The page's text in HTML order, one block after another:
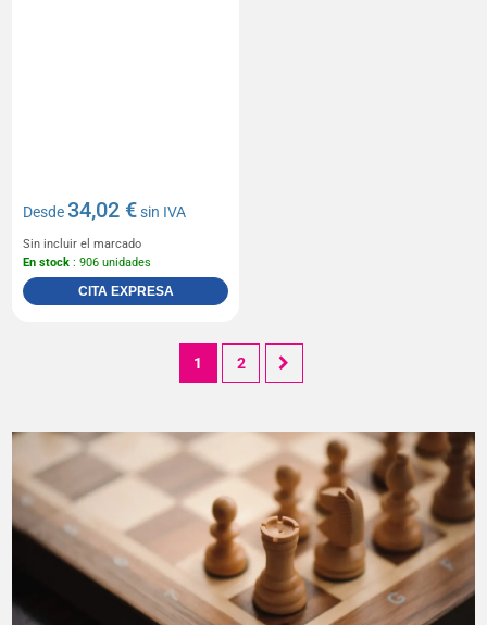
Desde34,02 €sin IVA
Sin incluir el marcado
En stock : 906 unidades
CITA EXPRESA
1 2